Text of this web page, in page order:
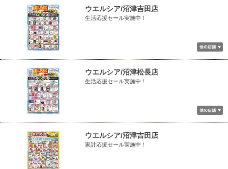
ウエルシア/沼津吉田店
生活応援セール実施中！
ウエルシア/沼津松長店
生活応援セール実施中！
ウエルシア/沼津吉田店
家計応援セール実施中！